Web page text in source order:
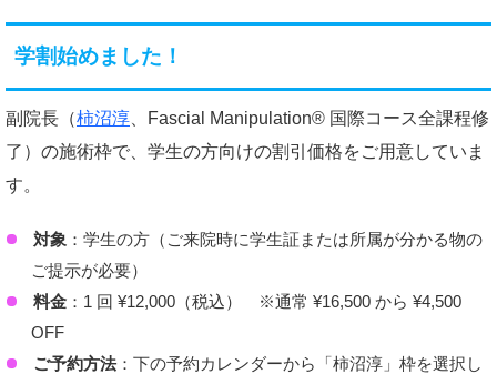
何よりサッカーを楽しむ息子の姿が嬉しく有り難く思い
ます。
学割始めました！
副院長（柿沼淳 、Fascial Manipulation® 国際コース全課程修
了）の施術枠で、学生の方向けの割引価格をご用意していま
す。
対象 ：学生の方（ご来院時に学生証または所属が分かる物の
ご提示が必要）
料金：1 回 ¥12,000（税込） ※通常 ¥16,500 から ¥4,500
OFF
ご予約方法：下の予約カレンダーから「柿沼淳」枠を選択し